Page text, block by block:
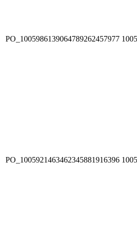
PO_1005986139064789262457977
PO_1005921463462345881916396